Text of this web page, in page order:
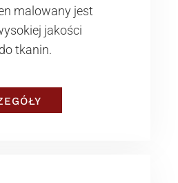
malowany jest
jakości
tkanin.